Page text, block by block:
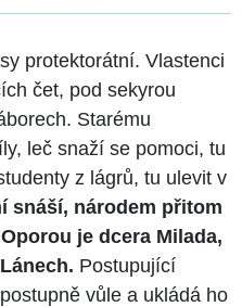
protektorátní. Vlastenci
čet, pod sekyrou
Starému
leč snaží se pomoci, tu
z lágrů, tu ulevit v
snáší, národem přitom
je dcera Milada,
Postupující
vůle a ukládá ho